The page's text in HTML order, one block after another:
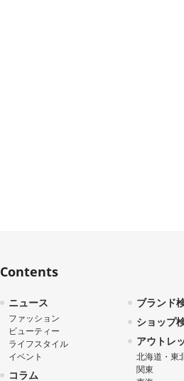
Contents
ニュース
ファッション
ビューティー
ライフスタイル
イベント
コラム
ブランド
ショップ
アウトレ
北海道・東
関東